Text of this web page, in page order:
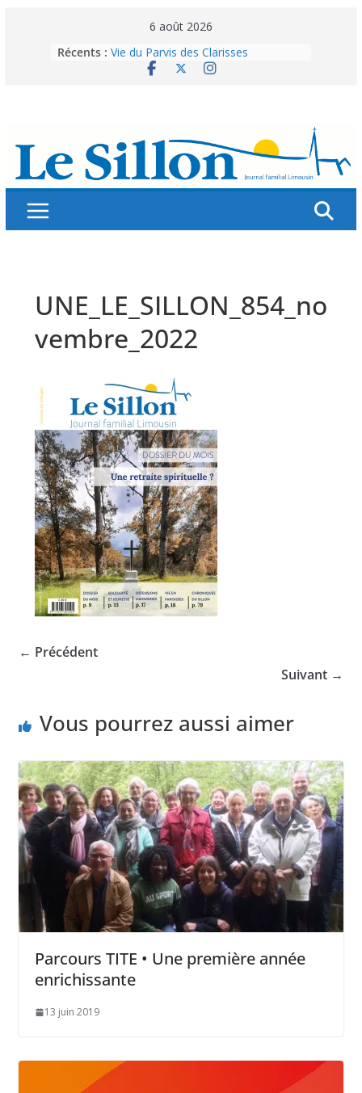
6 août 2026
Récents : Vie du Parvis des Clarisses
La brochure « Des vacances
Splendeurs murales de nos églises
Abonnez-vous ! Réabonnez-vous !
UNE_LE_SILLON_854_no
vembre_2022
← Précédent
Suivant →
Vous pourrez aussi aimer
Parcours TITE • Une première année
enrichissante
13 juin 2019